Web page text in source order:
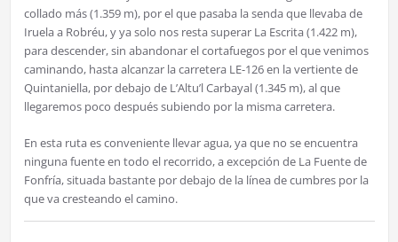
collado más (1.359 m), por el que pasaba la senda que llevaba de
Iruela a Robréu, y ya solo nos resta superar La Escrita (1.422 m),
para descender, sin abandonar el cortafuegos por el que venimos
caminando, hasta alcanzar la carretera LE-126 en la vertiente de
Quintaniella, por debajo de L’Altu’l Carbayal (1.345 m), al que
llegaremos poco después subiendo por la misma carretera.
En esta ruta es conveniente llevar agua, ya que no se encuentra
ninguna fuente en todo el recorrido, a excepción de La Fuente de
Fonfría, situada bastante por debajo de la línea de cumbres por la
que va cresteando el camino.